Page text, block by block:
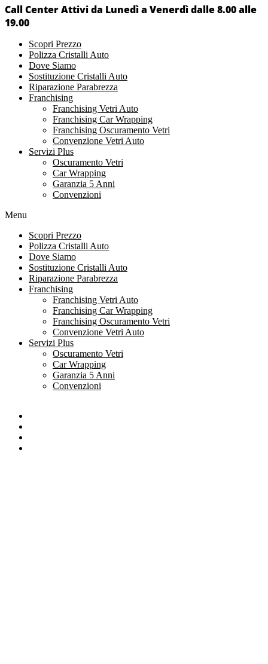
Call Center Attivi da Lunedì a Venerdì dalle 8.00 alle
19.00
Scopri Prezzo
Polizza Cristalli Auto
Dove Siamo
Sostituzione Cristalli Auto
Riparazione Parabrezza
Franchising
Franchising Vetri Auto
Franchising Car Wrapping
Franchising Oscuramento Vetri
Convenzione Vetri Auto
Servizi Plus
Oscuramento Vetri
Car Wrapping
Garanzia 5 Anni
Convenzioni
Menu
Scopri Prezzo
Polizza Cristalli Auto
Dove Siamo
Sostituzione Cristalli Auto
Riparazione Parabrezza
Franchising
Franchising Vetri Auto
Franchising Car Wrapping
Franchising Oscuramento Vetri
Convenzione Vetri Auto
Servizi Plus
Oscuramento Vetri
Car Wrapping
Garanzia 5 Anni
Convenzioni